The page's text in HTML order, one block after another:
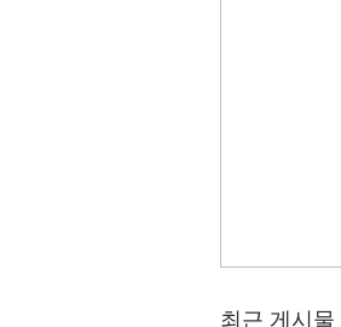
최근 게시물